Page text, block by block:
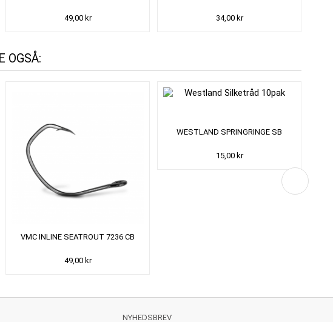
49,00 kr 34,00 kr
OGSÅ:
VMC INLINE SEATROUT 7236 CB
49,00 kr
WESTLAND SPRINGRINGE SB
15,00 kr
NYHEDSBREV